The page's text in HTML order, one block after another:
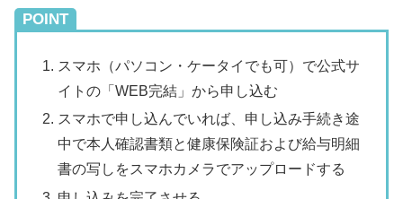
POINT
スマホ（パソコン・ケータイでも可）で公式サ
イトの「WEB完結」から申し込む
スマホで申し込んでいれば、申し込み手続き途
中で本人確認書類と健康保険証および給与明細
書の写しをスマホカメラでアップロードする